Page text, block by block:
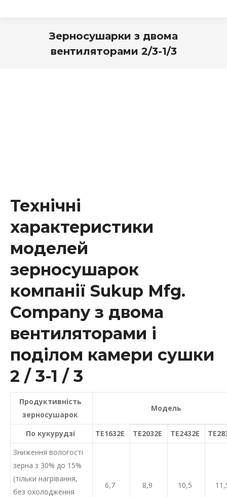
Зерносушарки з двома
вентиляторами 2/3-1/3
Технічні
характеристики
моделей
зерносушарок
компанії Sukup Mfg.
Company з двома
вентиляторами і
поділом камери сушки
2 / 3-1 / 3
Продуктивність
зерносушарок
Модель
По кукурудзі TE1632E TE2032E TE2432E
Зниження вологості
зерна з 30% до 15%
(тільки нагрівання,
без охолодження
6,7 8,9 10,5